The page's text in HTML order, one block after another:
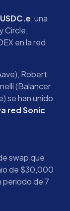
USDC.e, una
Circle,
en la red
Robert
(Balancer
se han unido
red Sonic
swap que
de $30,000
periodo de 7